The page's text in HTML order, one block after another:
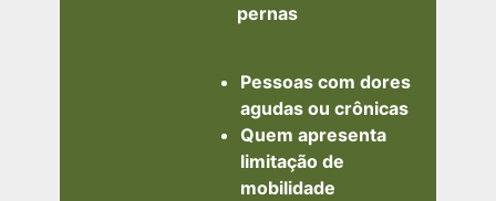
pernas
Pessoas com dores
agudas ou crônicas
Quem apresenta
limitação de
mobilidade